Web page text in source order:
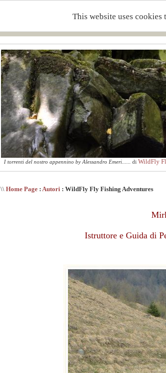
This website uses cookies
I torrenti del nostro appennino by Alessandro Emeri...... di WildFly
\\ Home Page : Autori : WildFly Fly Fishing Adventures
Istruttore e Guida di